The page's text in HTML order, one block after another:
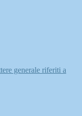
generale riferiti a